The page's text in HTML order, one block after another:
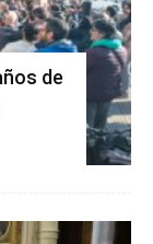
de